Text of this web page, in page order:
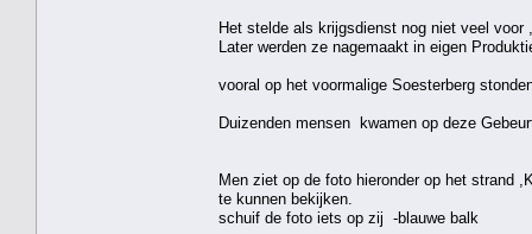
Het stelde als krijgsdienst nog niet veel
Later werden ze nagemaakt in eigen
vooral op het voormalige Soesterberg
Duizenden mensen kwamen op deze
Men ziet op de foto hieronder op het strand
te kunnen bekijken.
schuif de foto iets op zij -blauwe balk